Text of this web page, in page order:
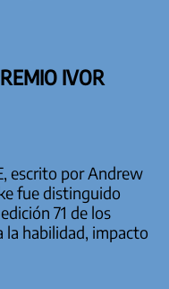
IVOR
escrito por Andrew
fue distinguido
71 de los
la habilidad, impacto